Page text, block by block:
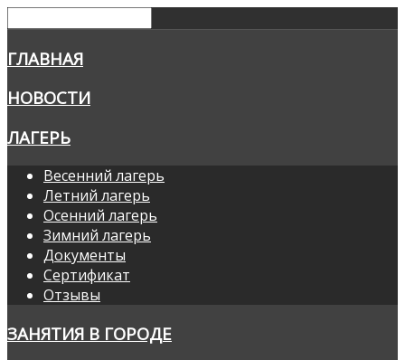
ГЛАВНАЯ
НОВОСТИ
ЛАГЕРЬ
Весенний лагерь
Летний лагерь
Осенний лагерь
Зимний лагерь
Документы
Сертификат
Отзывы
ЗАНЯТИЯ В ГОРОДЕ